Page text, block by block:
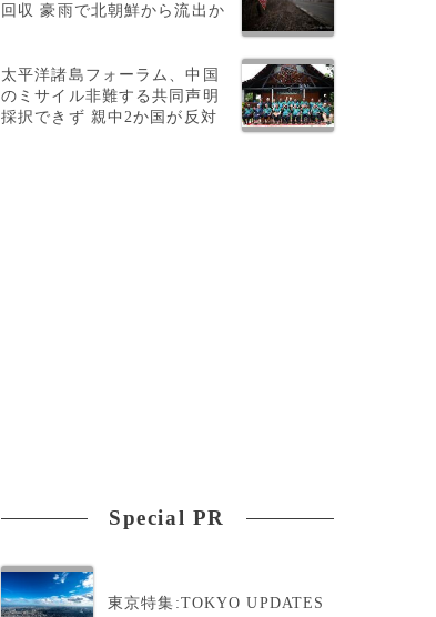
回収 豪雨で北朝鮮から流出か
太平洋諸島フォーラム、中国
のミサイル非難する共同声明
採択できず 親中2か国が反対
Special PR
東京特集:TOKYO UPDATES